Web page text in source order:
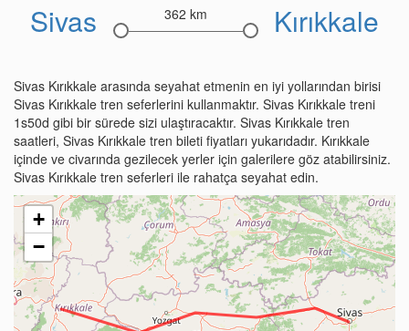
Sivas 362 km Kırıkkale
Sivas Kırıkkale arasında seyahat etmenin en iyi yollarından birisi
Sivas Kırıkkale tren seferlerini kullanmaktır. Sivas Kırıkkale treni
1s50d gibi bir sürede sizi ulaştıracaktır. Sivas Kırıkkale tren
saatleri, Sivas Kırıkkale tren bileti fiyatları yukarıdadır. Kırıkkale
içinde ve civarında gezilecek yerler için galerilere göz atabilirsiniz.
Sivas Kırıkkale tren seferleri ile rahatça seyahat edin.
+
−